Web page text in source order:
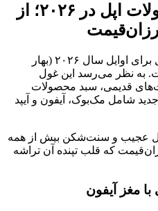
ورود نسل جدید محصولات اپل در ۲۰۲۶؛ از
شایعات جدید نشان می‌دهد که اپل برای اوایل سال ۲۰۲۶ (بهار
به نظر می‌رسد این غول
قدیمی، سبد محصولات
شامل مک‌بوک، آیفون و آیپد
عجیب و سنت‌شکن بیش از همه
که قلب تپنده آن تراشه